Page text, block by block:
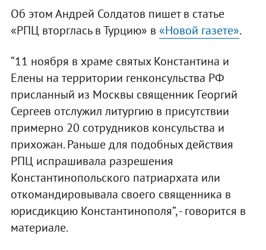
Об этом Андрей Солдатов пишет в статье
«РПЦ вторглась в Турцию» в «Новой газете».
“11 ноября в храме святых Константина и
Елены на территории генконсульства РФ
присланный из Москвы священник Георгий
Сергеев отслужил литургию в присутствии
примерно 20 сотрудников консульства и
прихожан. Раньше для подобных действия
РПЦ испрашивала разрешения
Константинопольского патриархата или
откомандировывала своего священника в
юрисдикцию Константинополя”, - говорится в
материале.